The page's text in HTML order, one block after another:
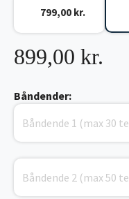
899,00 kr.
799,00 kr.
Båndender: